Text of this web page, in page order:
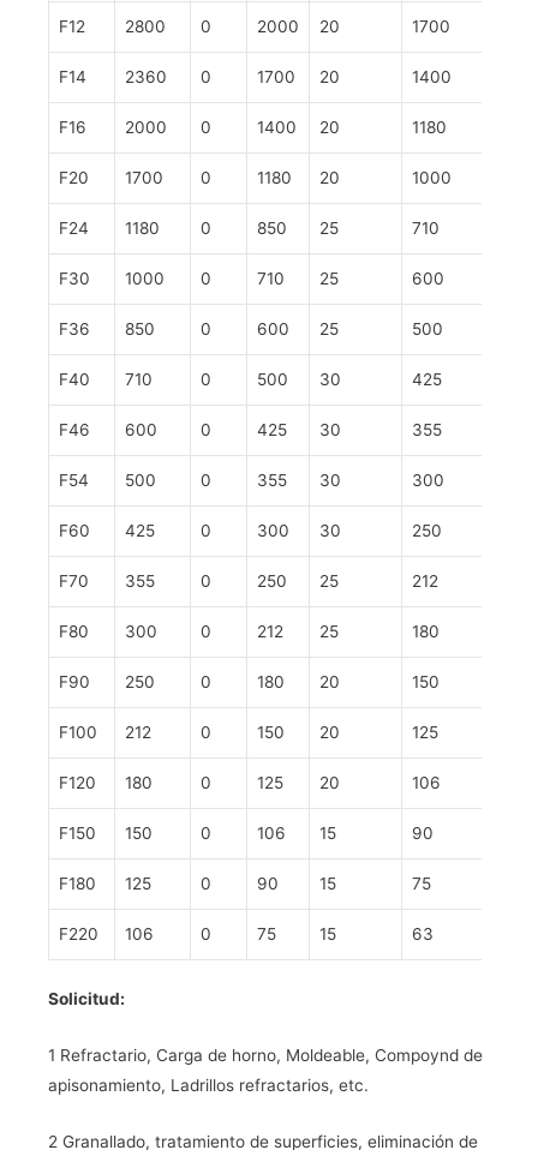
F12 2800 0 2000 20 1700
F14 2360 0 1700 20 1400
F16 2000 0 1400 20 1180
F20 1700 0 1180 20 1000
F24 1180 0 850 25 710
F30 1000 0 710 25 600
F36 850 0 600 25 500
F40 710 0 500 30 425
F46 600 0 425 30 355
F54 500 0 355 30 300
F60 425 0 300 30 250
F70 355 0 250 25 212
F80 300 0 212 25 180
F90 250 0 180 20 150
F100 212 0 150 20 125
F120 180 0 125 20 106
F150 150 0 106 15 90
F180 125 0 90 15 75
F220 106 0 75 15 63
Solicitud:
1 Refractario, Carga de horno, Moldeable, Compoynd de
apisonamiento, Ladrillos refractarios, etc.
2 Granallado, tratamiento de superficies, eliminación de